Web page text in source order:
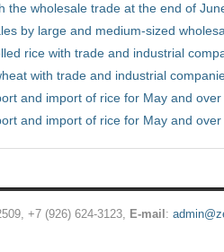
the wholesale trade at the end of
by large and medium-sized
rice with trade and industrial
with trade and industrial
and import of rice for May and
and import of rice for May and
+7 (926) 624-3123, E-mail :